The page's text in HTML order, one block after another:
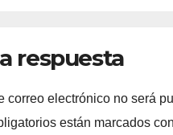
respuesta
correo electrónico no será
están marcados con